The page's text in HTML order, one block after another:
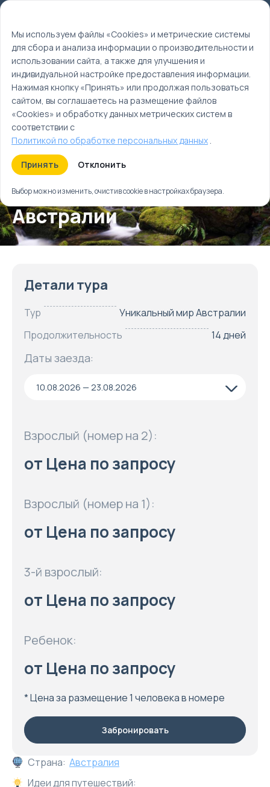
Главная
Туры
Уникальный мир Австралии
Уникальный мир
Австралии
Страна: Австралия
Идеи для путешествий:
Детали тура
Тур
Уникальный мир Австралии
Продолжительность
14 дней
Даты заезда:
10.08.2026 — 23.08.2026
Взрослый (номер на 2):
от Цена по запросу
Взрослый (номер на 1):
от Цена по запросу
3-й взрослый:
от Цена по запросу
Ребенок:
от Цена по запросу
* Цена за размещение 1 человека в номере
Забронировать
Мы используем файлы «Cookies» и метрические системы
для сбора и анализа информации о производительности и
использовании сайта, а также для улучшения и
индивидуальной настройке предоставления информации.
Нажимая кнопку «Принять» или продолжая пользоваться
сайтом, вы соглашаетесь на размещение файлов
«Cookies» и обработку данных метрических систем в
соответствии с
Политикой по обработке персональных данных.
Принять Отклонить
Выбор можно изменить, очистив cookie в настройках браузера.